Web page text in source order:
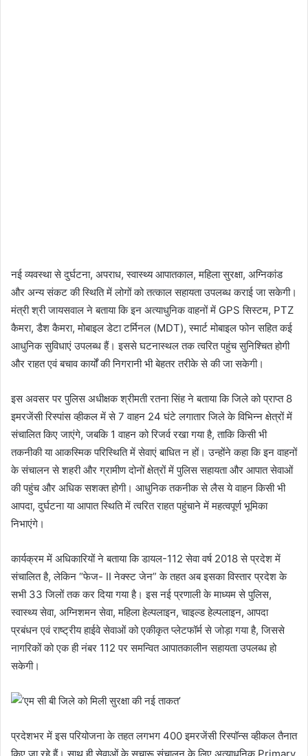
नई व्यवस्था से दुर्घटना, अपराध, स्वास्थ्य आपातकाल, महिला सुरक्षा, अग्निकांड
और अन्य संकट की स्थिति में लोगों को तत्काल सहायता उपलब्ध कराई जा सकेगी।
मंत्री श्री जायसवाल ने बताया कि इन अत्याधुनिक वाहनों में GPS सिस्टम, PTZ
कैमरा, डैश कैमरा, मोबाइल डेटा टर्मिनल (MDT), स्मार्ट मोबाइल फोन सहित कई
आधुनिक सुविधाएं उपलब्ध हैं। इससे घटनास्थल तक त्वरित पहुंच सुनिश्चित होगी
और राहत एवं बचाव कार्यों की निगरानी भी बेहतर तरीके से की जा सकेगी।
इस अवसर पर पुलिस अधीक्षक श्रीमती रतना सिंह ने बताया कि जिले को प्राप्त 8
इमरजेंसी रिस्पांस व्हीकल में से 7 वाहन 24 घंटे लगातार जिले के विभिन्न क्षेत्रों में
संचालित किए जाएंगे, जबकि 1 वाहन को रिजर्व रखा गया है, ताकि किसी भी
तकनीकी या आकस्मिक परिस्थिति में सेवाएं बाधित न हों। उन्होंने कहा कि इन वाहनों
के संचालन से शहरी और ग्रामीण दोनों क्षेत्रों में पुलिस सहायता और आपात सेवाओं
की पहुंच और अधिक सशक्त होगी। आधुनिक तकनीक से लैस ये वाहन किसी भी
आपदा, दुर्घटना या आपात स्थिति में त्वरित राहत पहुंचाने में महत्वपूर्ण भूमिका
निभाएंगे।
कार्यक्रम में अधिकारियों ने बताया कि डायल-112 सेवा वर्ष 2018 से प्रदेश में
संचालित है, लेकिन “फेज- II नेक्स्ट जेन” के तहत अब इसका विस्तार प्रदेश के
सभी 33 जिलों तक कर दिया गया है। इस नई प्रणाली के माध्यम से पुलिस,
स्वास्थ्य सेवा, अग्निशमन सेवा, महिला हेल्पलाइन, चाइल्ड हेल्पलाइन, आपदा
प्रबंधन एवं राष्ट्रीय हाईवे सेवाओं को एकीकृत प्लेटफॉर्म से जोड़ा गया है, जिससे
नागरिकों को एक ही नंबर 112 पर समन्वित आपातकालीन सहायता उपलब्ध हो
सकेगी।
प्रदेशभर में इस परियोजना के तहत लगभग 400 इमरजेंसी रिस्पॉन्स व्हीकल तैनात